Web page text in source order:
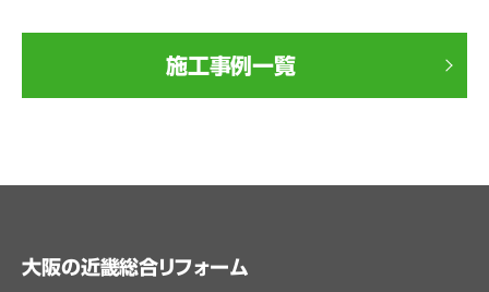
施工事例一覧
大阪の近畿総合リフォーム